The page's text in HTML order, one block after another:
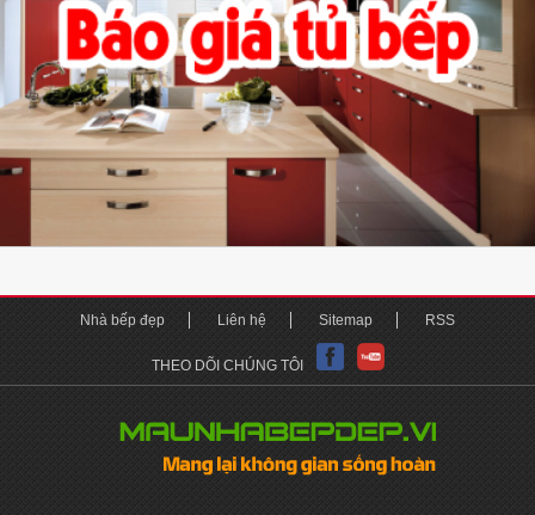
Nhà bếp đẹp Liên hệ Sitemap RSS
THEO DÕI CHÚNG TÔI